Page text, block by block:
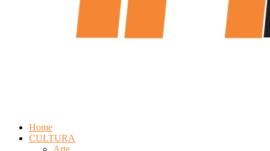
Home
CULTURA
Arte